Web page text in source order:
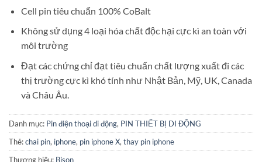
Cell pin tiêu chuẩn 100% CoBalt
Không sử dụng 4 loại hóa chất độc hại cực kì an toàn với
môi trường
Đạt các chứng chỉ đạt tiêu chuẩn chất lượng xuất đi các
thị trường cực kì khó tính như Nhật Bản, Mỹ, UK, Canada
và Châu Âu.
Danh mục: Pin điện thoại di động, PIN THIẾT BỊ DI ĐỘNG
Thẻ:chai pin, iphone, pin iphone X, thay pin iphone
Thương hiệu: Bison